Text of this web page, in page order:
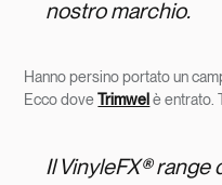
nostro marchio.
Hanno persino portato un
Ecco doveTrimwel è entrato.
Il VinyleFX®range